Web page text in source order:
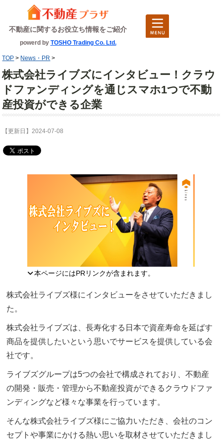
不動産に関するお役立ち情報をご紹介
powerd by TOSHO Trading Co. Ltd.
TOP > News・PR >
株式会社ライブズにインタビュー！クラウ
ドファンディングを通じスマホ1つで不動
産投資ができる企業
【更新日】2024-07-08
本ページにはPRリンクが含まれます。
株式会社ライブズ様にインタビューをさせていただきまし
た。
株式会社ライブズは、長寿化する日本で資産寿命を延ばす
商品を提供したいという思いでサービスを提供している会
社です。
ライブズグループは5つの会社で構成されており、不動産
の開発・販売・管理から不動産投資ができるクラウドファ
ンディングなど様々な事業を行っています。
そんな株式会社ライブズ様にご協力いただき、会社のコン
セプトや事業にかける熱い思いを取材させていただきまし